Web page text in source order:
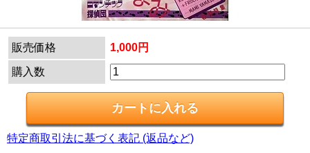
販売価格 1,000円
購入数
特定商取引法に基づく表記 (返品など)